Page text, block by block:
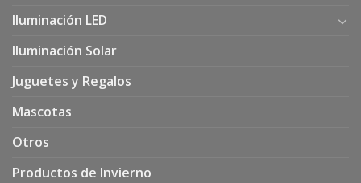
Iluminación LED
Iluminación Solar
Juguetes y Regalos
Mascotas
Otros
Productos de Invierno